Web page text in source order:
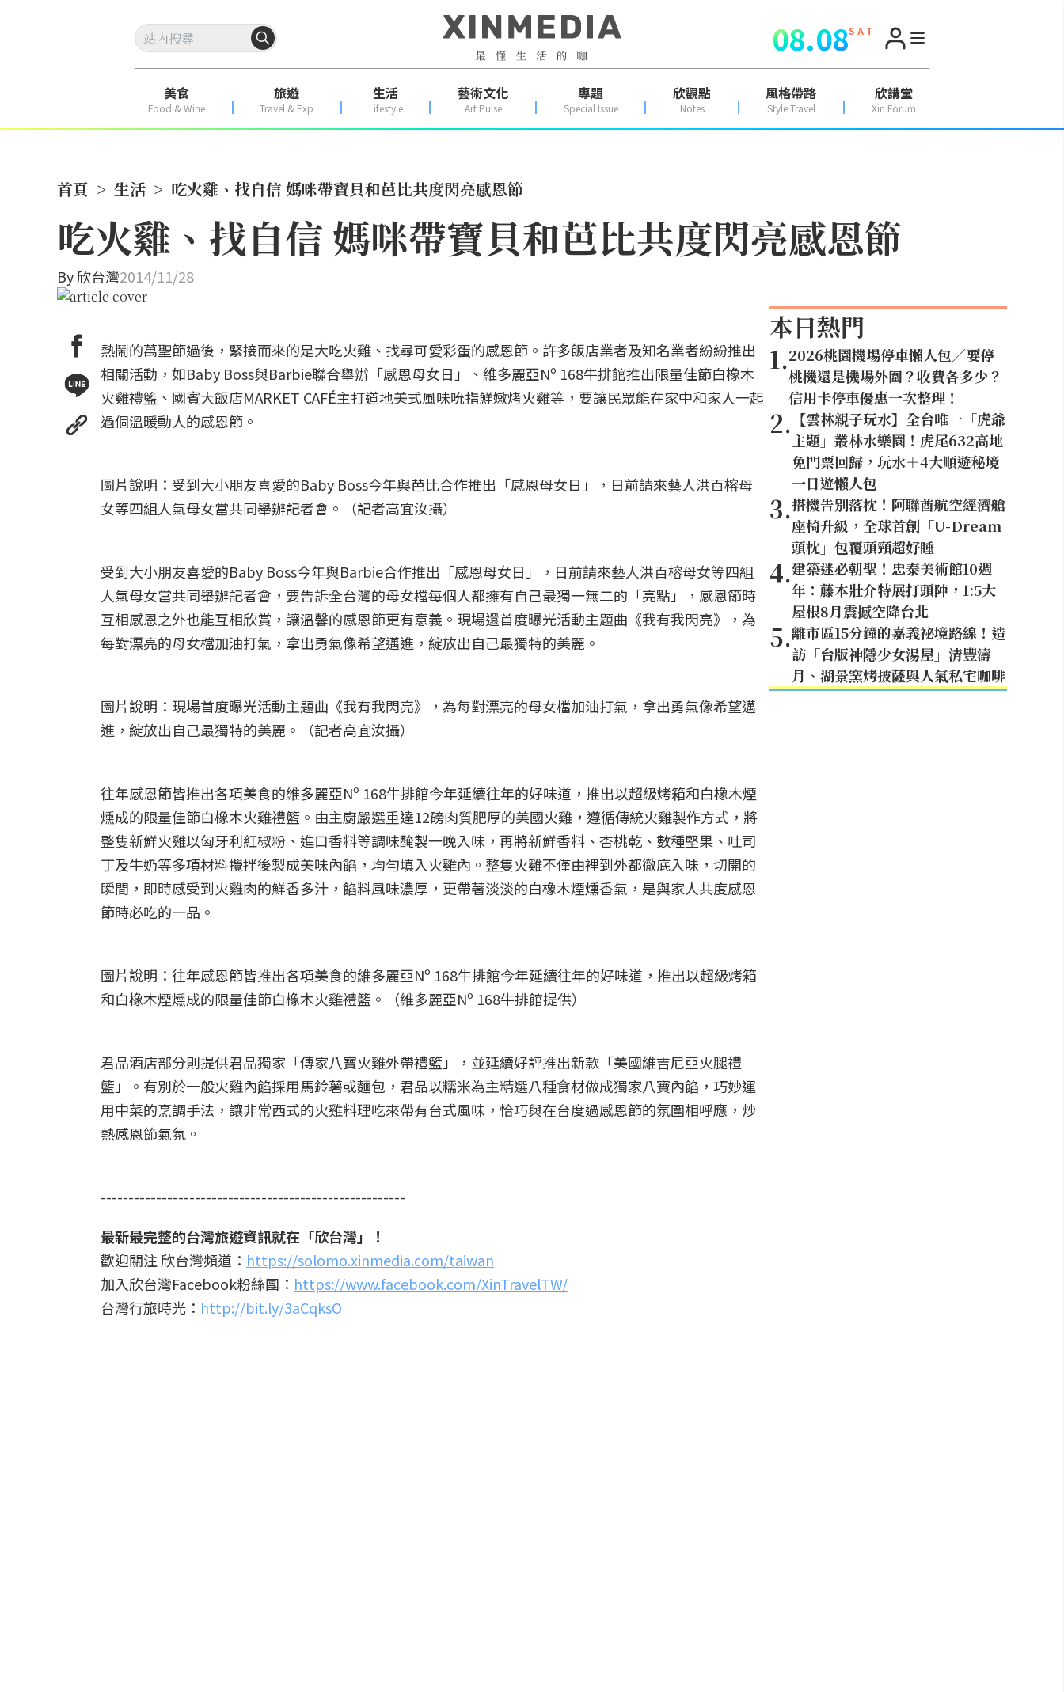
08.08S A T
美食
Food & Wine
旅遊
Travel & Exp
生活
Lifestyle
藝術文化
Art Pulse
專題
Special Issue
欣觀點
Notes
風格帶路
Style Travel
欣講堂
Xin Forum
首頁 > 生活 > 吃火雞、找自信 媽咪帶寶貝和芭比共度閃亮感恩節
吃火雞、找自信 媽咪帶寶貝和芭比共度閃亮感恩節
By欣台灣2014/11/28
熱鬧的萬聖節過後，緊接而來的是大吃火雞、找尋可愛彩蛋的感恩節。許多飯店業者及知名業者紛紛推出
相關活動，如Baby Boss與Barbie聯合舉辦「感恩母女日」、維多麗亞Nº 168牛排館推出限量佳節白橡木
火雞禮籃、國賓大飯店MARKET CAFÉ主打道地美式風味吮指鮮嫩烤火雞等，要讓民眾能在家中和家人一起
過個溫暖動人的感恩節。
圖片說明：受到大小朋友喜愛的Baby Boss今年與芭比合作推出「感恩母女日」，日前請來藝人洪百榕母
女等四組人氣母女當共同舉辦記者會。（記者高宜汝攝）
受到大小朋友喜愛的Baby Boss今年與Barbie合作推出「感恩母女日」，日前請來藝人洪百榕母女等四組
人氣母女當共同舉辦記者會，要告訴全台灣的母女檔每個人都擁有自己最獨一無二的「亮點」，感恩節時
互相感恩之外也能互相欣賞，讓溫馨的感恩節更有意義。現場還首度曝光活動主題曲《我有我閃亮》，為
每對漂亮的母女檔加油打氣，拿出勇氣像希望邁進，綻放出自己最獨特的美麗。
圖片說明：現場首度曝光活動主題曲《我有我閃亮》，為每對漂亮的母女檔加油打氣，拿出勇氣像希望邁
進，綻放出自己最獨特的美麗。（記者高宜汝攝）
往年感恩節皆推出各項美食的維多麗亞Nº 168牛排館今年延續往年的好味道，推出以超級烤箱和白橡木煙
燻成的限量佳節白橡木火雞禮籃。由主廚嚴選重達12磅肉質肥厚的美國火雞，遵循傳統火雞製作方式，將
整隻新鮮火雞以匈牙利紅椒粉、進口香料等調味醃製一晚入味，再將新鮮香料、杏桃乾、數種堅果、吐司
丁及牛奶等多項材料攪拌後製成美味內餡，均勻填入火雞內。整隻火雞不僅由裡到外都徹底入味，切開的
瞬間，即時感受到火雞肉的鮮香多汁，餡料風味濃厚，更帶著淡淡的白橡木煙燻香氣，是與家人共度感恩
節時必吃的一品。
圖片說明：往年感恩節皆推出各項美食的維多麗亞Nº 168牛排館今年延續往年的好味道，推出以超級烤箱
和白橡木煙燻成的限量佳節白橡木火雞禮籃。（維多麗亞Nº 168牛排館提供）
君品酒店部分則提供君品獨家「傳家八寶火雞外帶禮籃」，並延續好評推出新款「美國維吉尼亞火腿禮
籃」。有別於一般火雞內餡採用馬鈴薯或麵包，君品以糯米為主精選八種食材做成獨家八寶內餡，巧妙運
用中菜的烹調手法，讓非常西式的火雞料理吃來帶有台式風味，恰巧與在台度過感恩節的氛圍相呼應，炒
熱感恩節氣氛。
-------------------------------------------------------
最新最完整的台灣旅遊資訊就在「欣台灣」！
歡迎關注 欣台灣頻道： https://solomo.xinmedia.com/taiwan
加入欣台灣Facebook粉絲團： https://www.facebook.com/XinTravelTW/
台灣行旅時光： http://bit.ly/3aCqksO
本日熱門
1.2026桃園機場停車懶人包／要停
桃機還是機場外圍？收費各多少？
信用卡停車優惠一次整理！
2. 【雲林親子玩水】全台唯一「虎爺
主題」叢林水樂園！虎尾632高地
免門票回歸，玩水＋4大順遊秘境
一日遊懶人包
3.搭機告別落枕！阿聯酋航空經濟艙
座椅升級，全球首創「U-Dream
頭枕」包覆頭頸超好睡
4.建築迷必朝聖！忠泰美術館10週
年：藤本壯介特展打頭陣，1:5大
屋根8月震撼空降台北
5.離市區15分鐘的嘉義祕境路線！造
訪「台版神隱少女湯屋」清豐濤
月、湖景窯烤披薩與人氣私宅咖啡